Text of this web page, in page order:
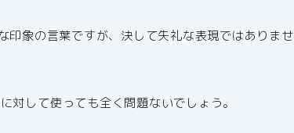
象の言葉ですが、決して失礼な表現ではありませ
対して使っても全く問題ないでしょう。